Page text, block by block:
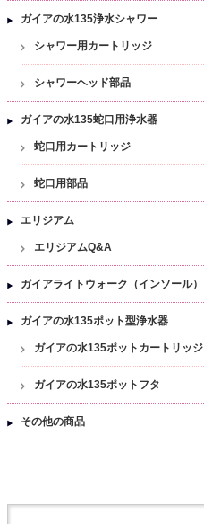
ガイアの水135浄水シャワー
シャワー用カートリッジ
シャワーヘッド部品
ガイアの水135蛇口用浄水器
蛇口用カートリッジ
蛇口用部品
エリジアム
エリジアムQ&A
ガイアライトウォーク（インソール）
ガイアの水135ポット型浄水器
ガイアの水135ポットカートリッジ
ガイアの水135ポットフタ
その他の商品